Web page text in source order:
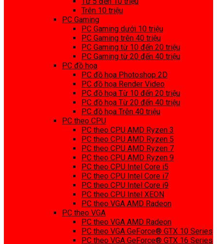
Trên 10 triệu
PC Gaming
PC Gaming dưới 10 triệu
PC Gaming trên 40 triệu
PC Gaming từ 10 đến 20 triệu
PC Gaming từ 20 đến 40 triệu
PC đồ họa
PC đồ họa Photoshop 2D
PC đồ họa Render Video
PC đồ họa Từ 10 đến 20 triệu
PC đồ họa Từ 20 đến 40 triệu
PC đồ họa Trên 40 triệu
PC theo CPU
PC theo CPU AMD Ryzen 3
PC theo CPU AMD Ryzen 5
PC theo CPU AMD Ryzen 7
PC theo CPU AMD Ryzen 9
PC theo CPU Intel Core i5
PC theo CPU Intel Core i7
PC theo CPU Intel Core i9
PC theo CPU Intel XEON
PC theo VGA AMD Radeon
PC theo VGA
PC theo VGA AMD Radeon
PC theo VGA GeForce® GTX 10 Series
PC theo VGA GeForce® GTX 16 Series